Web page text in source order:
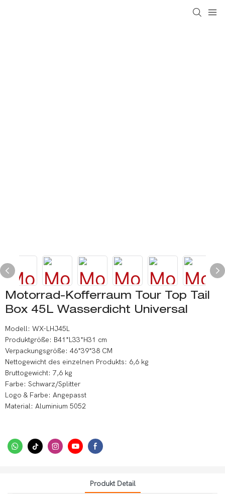
Motorrad-Kofferraum Tour Top Tail
Box 45L Wasserdicht Universal
Modell: WX-LHJ45L
Produktgröße: B41*L33*H31 cm
Verpackungsgröße: 46*39*38 CM
Nettogewicht des einzelnen Produkts: 6,6 kg
Bruttogewicht: 7,6 kg
Farbe: Schwarz/Splitter
Logo & Farbe: Angepasst
Material: Aluminium 5052
Produkt Detail